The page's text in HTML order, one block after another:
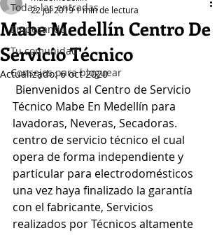
Todas las entradas
Empezando
Tu comunidad
Consejos para bloguear
Mabe Medellín Centro De
Servicio Técnico
22 jul 20191 min de lectura
Actualizado:6 oct 2020
Técnico Mabe En Medellín para
lavadoras, Neveras, Secadoras.
centro de servicio técnico el cual
opera de forma independiente y
particular para electrodomésticos
una vez haya finalizado la garantía
con el fabricante, Servicios
realizados por Técnicos altamente